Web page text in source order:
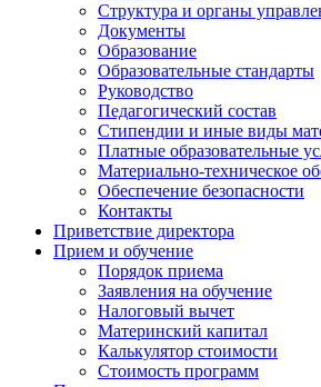
Структура и органы
Документы
Образование
Образовательные стандарты
Руководство
Педагогический состав
Стипендии и иные виды
Платные образовательные
Материально-техническое
Обеспечение безопасности
Контакты
Приветствие директора
Прием и обучение
Порядок приема
Заявления на обучение
Налоговый вычет
Материнский капитал
Калькулятор стоимости
Стоимость программ